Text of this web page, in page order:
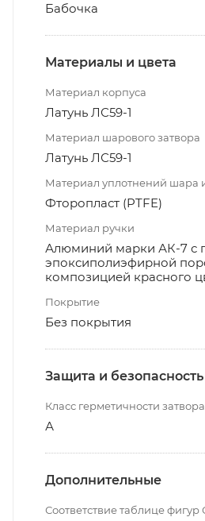
Бабочка
Материалы и цвета
Материал корпуса
Латунь ЛС59-1
Материал шарового затвора
Латунь ЛС59-1
Материал уплотнений шара
Фторопласт (PTFE)
Материал ручки
Алюминий марки АК-7 с
эпоксиполиэфирной
композицией красного
Покрытие
Без покрытия
Защита и безопасность
Класс герметичности затвора
А
Дополнительные
Соответствие таблице